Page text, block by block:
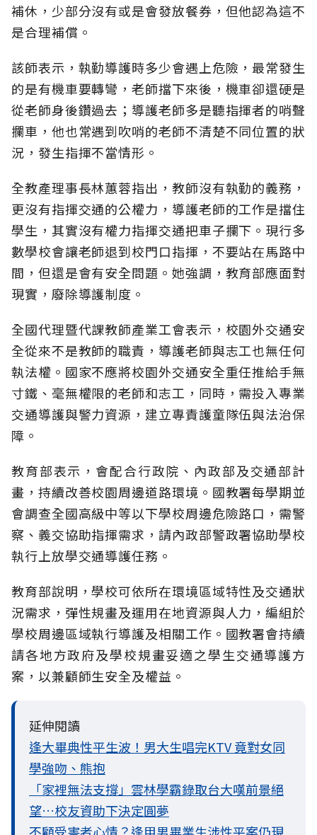
補休，少部分沒有或是會發放餐券，但他認為這不
是合理補償。
該師表示，執勤導護時多少會遇上危險，最常發生
的是有機車要轉彎，老師擋下來後，機車卻還硬是
從老師身後鑽過去；導護老師多是聽指揮者的哨聲
攔車，他也常遇到吹哨的老師不清楚不同位置的狀
況，發生指揮不當情形。
全教產理事長林蕙蓉指出，教師沒有執勤的義務，
更沒有指揮交通的公權力，導護老師的工作是擋住
學生，其實沒有權力指揮交通把車子攔下。現行多
數學校會讓老師退到校門口指揮，不要站在馬路中
間，但還是會有安全問題。她強調，教育部應面對
現實，廢除導護制度。
全國代理暨代課教師產業工會表示，校園外交通安
全從來不是教師的職責，導護老師與志工也無任何
執法權。國家不應將校園外交通安全重任推給手無
寸鐵、毫無權限的老師和志工，同時，需投入專業
交通導護與警力資源，建立專責護童隊伍與法治保
障。
教育部表示，會配合行政院、內政部及交通部計
畫，持續改善校園周邊道路環境。國教署每學期並
會調查全國高級中等以下學校周邊危險路口，需警
察、義交協助指揮需求，請內政部警政署協助學校
執行上放學交通導護任務。
教育部說明，學校可依所在環境區域特性及交通狀
況需求，彈性規畫及運用在地資源與人力，編組於
學校周邊區域執行導護及相關工作。國教署會持續
請各地方政府及學校規畫妥適之學生交通導護方
案，以兼顧師生安全及權益。
延伸閱讀
逢大畢典性平生波！男大生唱完KTV 竟對女同
學強吻、熊抱
「家裡無法支撐」雲林學霸錄取台大嘆前景絕
望…校友資助下決定圓夢